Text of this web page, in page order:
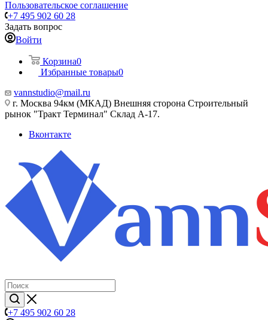
Пользовательское соглашение
+7 495 902 60 28
Задать вопрос
Войти
Корзина0
Избранные товары0
vannstudio@mail.ru
г. Москва 94км (МКАД) Внешняя сторона Строительный
рынок "Тракт Терминал" Склад А-17.
Вконтакте
+7 495 902 60 28